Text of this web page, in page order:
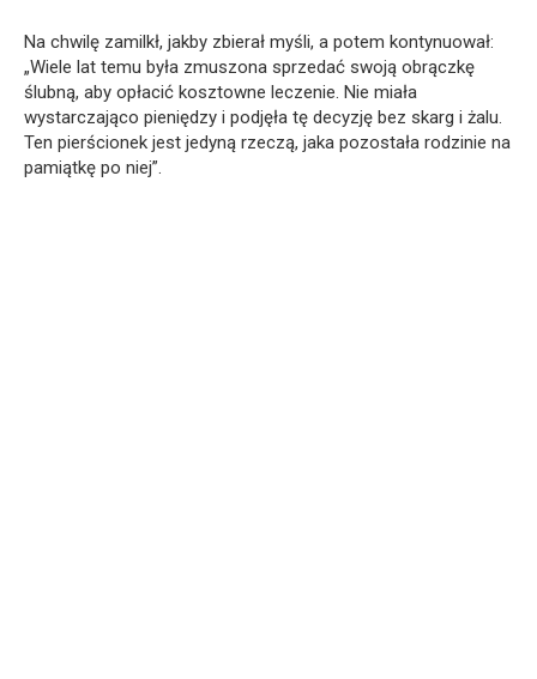
Na chwilę zamilkł, jakby zbierał myśli, a potem kontynuował:
„Wiele lat temu była zmuszona sprzedać swoją obrączkę
ślubną, aby opłacić kosztowne leczenie. Nie miała
wystarczająco pieniędzy i podjęła tę decyzję bez skarg i żalu.
Ten pierścionek jest jedyną rzeczą, jaka pozostała rodzinie na
pamiątkę po niej”.